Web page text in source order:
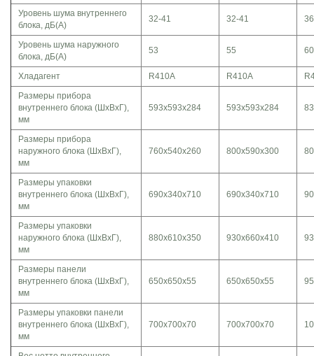
Уровень шума внутреннего
блока, дБ(А)
32­-41 32­-41
Уровень шума наружного
блока, дБ(А)
53 55 60
Хладагент R410А R410А
Размеры прибора
внутреннего блока (ШхВхГ),
мм
593x593x284 593x593x284
Размеры прибора
наружного блока (ШхВхГ),
мм
760x540x260 800x590x300
Размеры упаковки
внутреннего блока (ШхВхГ),
мм
690x340x710 690x340x710
Размеры упаковки
наружного блока (ШхВхГ),
мм
880x610x350 930x660x410
Размеры панели
внутреннего блока (ШхВхГ),
мм
650x650x55 650x650x55
Размеры упаковки панели
внутреннего блока (ШхВхГ),
мм
700x700x70 700x700x70